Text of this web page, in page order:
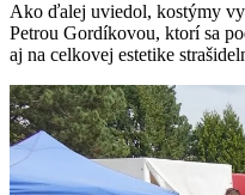
Ako ďalej uviedol, kostýmy
Petrou Gordíkovou, ktorí sa
aj na celkovej estetike